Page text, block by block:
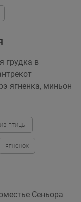
грудка в
ягненка, миньон
птицы
ягненок
Сеньора